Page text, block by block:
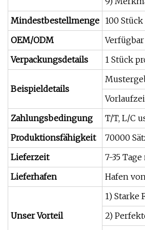
Mindestbestellmenge 100 Stück
OEM/ODM
Verfügbar
Verpackungsdetails
1 Stück
Beispieldetails
Zahlungsbedingung
T/T, L/C
Produktionsfähigkeit
70000
Lieferzeit
7-35
Lieferhafen
Hafen
Unser Vorteil
1) Starke
2)